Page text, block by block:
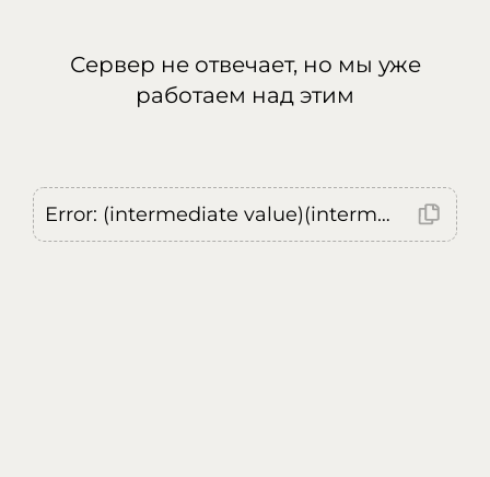
Сервер не отвечает, но мы уже
работаем над этим
Error: (intermediate value)(intermediate value)(intermediate value).replaceAll is not a function